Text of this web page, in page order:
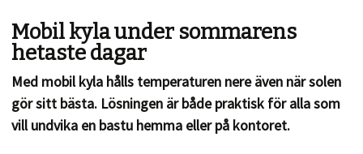
Mobil kyla under sommarens
hetaste dagar
Med mobil kyla hålls temperaturen nere även när solen
gör sitt bästa. Lösningen är både praktisk för alla som
vill undvika en bastu hemma eller på kontoret.